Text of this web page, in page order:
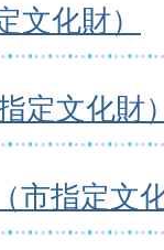
文化財）
定文化財
市指定文